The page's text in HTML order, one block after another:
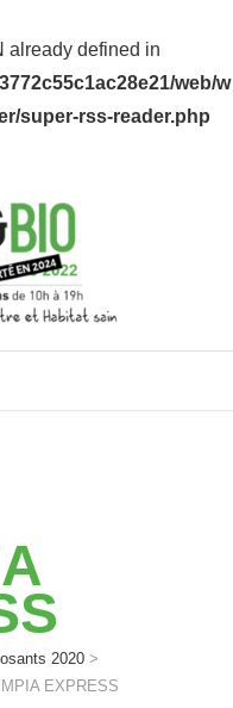
already defined in
web/w
super-rss-reader.php
BIO,
SAIN
2020 >
EXPRESS